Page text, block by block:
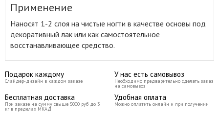
Применение
Наносят 1-2 слоя на чистые ногти в качестве основы под
декоративный лак или как самостоятельное
восстанавливающее средство.
Подарок каждому
Слайдер-дизайн в каждом заказе
У нас есть самовывоз
Необходимо предварительно сделать заказ
на самовывоз
Бесплатная доставка
При заказе на сумму свыше 5000 руб до 3
кг в пределах МКАД
Удобная оплата
Можно оплатить онлайн и при получении